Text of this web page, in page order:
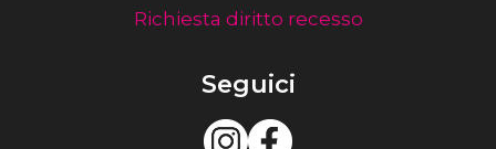
Richiesta diritto recesso
Seguici